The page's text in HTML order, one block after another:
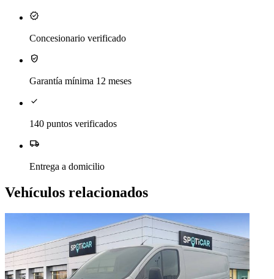
verified
Concesionario verificado
verified_user
Garantía mínima 12 meses
check
140 puntos verificados
local_shipping
Entrega a domicilio
Vehículos relacionados